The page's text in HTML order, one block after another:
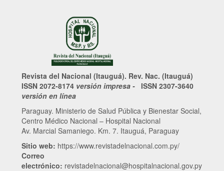
Revista del Nacional (Itauguá). Rev. Nac. (Itauguá)
ISSN 2072-8174 versión impresa - ISSN 2307-3640
versión en línea
Paraguay. Ministerio de Salud Pública y Bienestar Social,
Centro Médico Nacional – Hospital Nacional
Av. Marcial Samaniego. Km. 7. Itauguá, Paraguay
Sitio web: https://www.revistadelnacional.com.py/
Correo
electrónico: revistadelnacional@hospitalnacional.gov.py